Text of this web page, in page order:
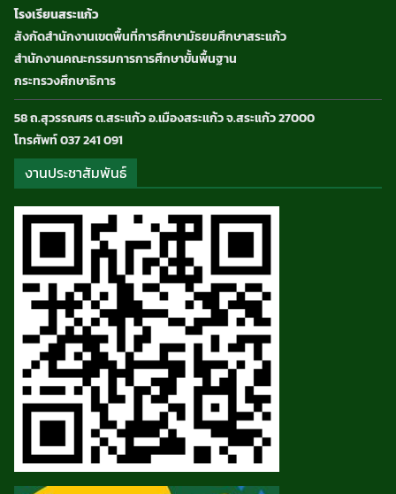
โรงเรียนสระแก้ว
สังกัดสำนักงานเขตพื้นที่การศึกษามัธยมศึกษาสระแก้ว
สำนักงานคณะกรรมการการศึกษาขั้นพื้นฐาน
กระทรวงศึกษาธิการ
58 ถ.สุวรรณศร ต.สระแก้ว อ.เมืองสระแก้ว จ.สระแก้ว 27000
โทรศัพท์ 037 241 091
งานประชาสัมพันธ์